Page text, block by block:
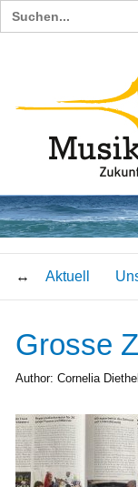
Search
for:
Aktuell
Grosse
Author: Cornelia